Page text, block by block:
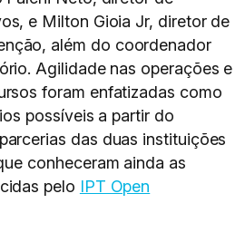
e Milton Gioia Jr, diretor de
além do coordenador
Agilidade nas operações e
foram enfatizadas como
possíveis a partir do
das duas instituições
conheceram ainda as
pelo IPT Open